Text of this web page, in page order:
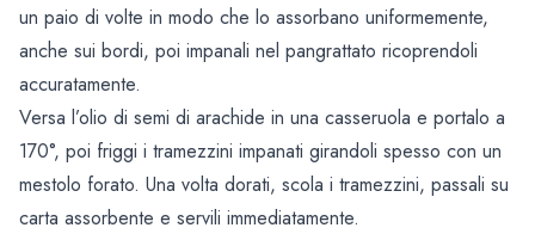
un paio di volte in modo che lo assorbano uniformemente,
anche sui bordi, poi impanali nel pangrattato ricoprendoli
accuratamente.
Versa l’olio di semi di arachide in una casseruola e portalo a
170°, poi friggi i tramezzini impanati girandoli spesso con un
mestolo forato. Una volta dorati, scola i tramezzini, passali su
carta assorbente e servili immediatamente.